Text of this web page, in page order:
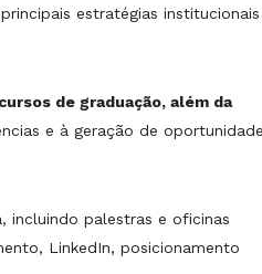
estratégias institucionais
de graduação, além da
e à geração de
incluindo palestras e oficinas
LinkedIn, posicionamento